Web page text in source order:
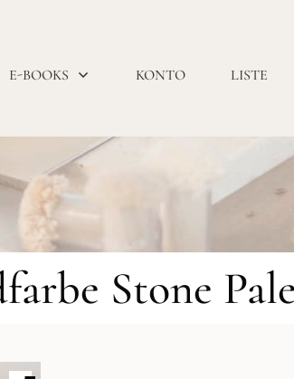
E-BOOKS KONTO LISTE
Stone